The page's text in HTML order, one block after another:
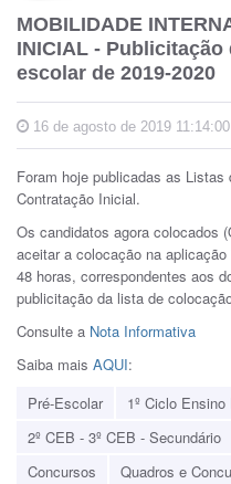
MOBILIDADE
INICIAL -
escolar de 2019-2020
16 de agosto de 2019 11:14:00
Foram hoje publicadas as
Contratação Inicial.
Os candidatos agora colocados
aceitar a colocação na
48 horas, correspondentes aos
publicitação da lista de
Consulte a Nota Informativa
Saiba mais AQUI:
Pré-Escolar
1º Ciclo
2º CEB - 3º CEB - Secundário
Concursos
Quadros e